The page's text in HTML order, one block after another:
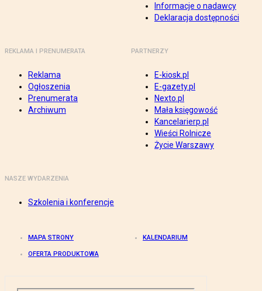
Informacje o nadawcy
Deklaracja dostępności
REKLAMA I PRENUMERATA
Reklama
Ogłoszenia
Prenumerata
Archiwum
PARTNERZY
E-kiosk.pl
E-gazety.pl
Nexto.pl
Mała księgowość
Kancelarierp.pl
Wieści Rolnicze
Życie Warszawy
NASZE WYDARZENIA
Szkolenia i konferencje
MAPA STRONY KALENDARIUM
OFERTA PRODUKTOWA